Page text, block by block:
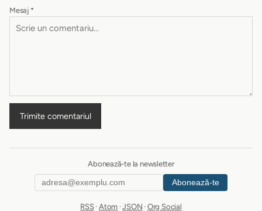
Mesaj *
Trimite comentariul
Abonează-te la newsletter
Abonează-te
RSS· Atom ·JSON · Org Social